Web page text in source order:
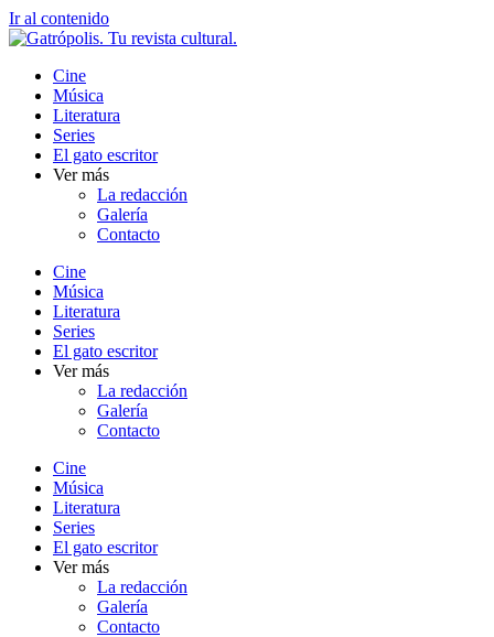
Ir al contenido
Cine
Música
Literatura
Series
El gato escritor
Ver más
La redacción
Galería
Contacto
Cine
Música
Literatura
Series
El gato escritor
Ver más
La redacción
Galería
Contacto
Cine
Música
Literatura
Series
El gato escritor
Ver más
La redacción
Galería
Contacto